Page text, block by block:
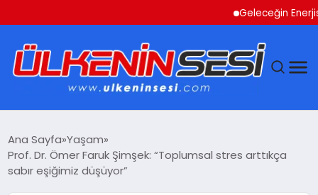
Geleceğin Enerjisi
EKONOMI
Ana Sayfa Yaşam
Prof. Dr. Ömer Faruk Şimşek: “Toplumsal stres arttıkça
sabır eşiğimiz düşüyor”